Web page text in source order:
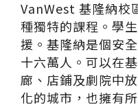
VanWest 基隆納校
種獨特的課程。學
援。基隆納是個安
十六萬人。可以在
廊、店鋪及劇院中
化的城市，也擁有